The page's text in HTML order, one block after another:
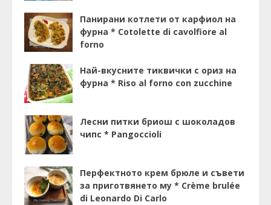
Панирани котлети от карфиол на
фурна * Cotolette di cavolfiore al
forno
Най-вкусните тиквички с ориз на
фурна * Riso al forno con zucchine
Лесни питки бриош с шоколадов
чипс * Pangoccioli
Перфектното крем брюле и съвети
за приготвянето му * Crème brulée
di Leonardo Di Carlo